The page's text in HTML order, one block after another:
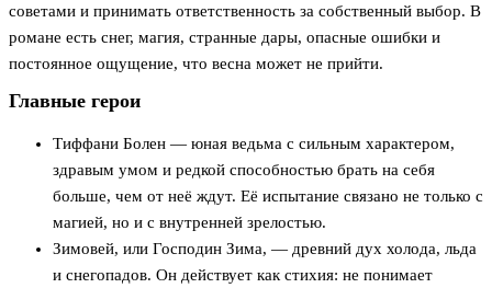
советами и принимать ответственность за собственный выбор. В
романе есть снег, магия, странные дары, опасные ошибки и
постоянное ощущение, что весна может не прийти.
Главные герои
Тиффани Болен — юная ведьма с сильным характером,
здравым умом и редкой способностью брать на себя
больше, чем от неё ждут. Её испытание связано не только с
магией, но и с внутренней зрелостью.
Зимовей, или Господин Зима, — древний дух холода, льда
и снегопадов. Он действует как стихия: не понимает